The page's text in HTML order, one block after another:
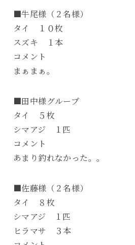
■牛尾様（２名様）
タイ １０枚
スズキ １本
コメント
まぁまぁ。
■田中様グループ
タイ ５枚
シマアジ １匹
コメント
あまり釣れなかった。。
■佐藤様（２名様）
タイ ８枚
シマアジ １匹
ヒラマサ ３本